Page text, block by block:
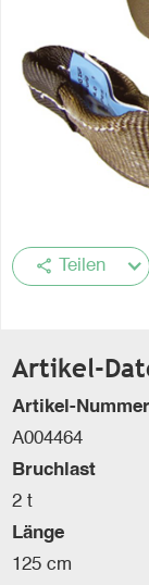
share Teilen
Artikel-
Artikel-Nummer
A004464
Bruchlast
2 t
Länge
125 cm